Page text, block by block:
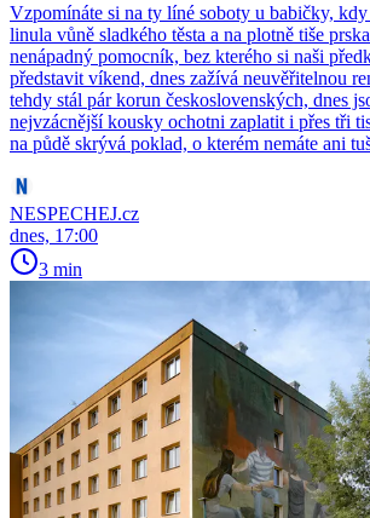
Vzpomínáte si na ty líné soboty u babičky,
linula vůně sladkého těsta a na plotně tiše
nenápadný pomocník, bez kterého si naši
představit víkend, dnes zažívá neuvěřitelnou
tehdy stál pár korun československých, dnes
nejvzácnější kousky ochotni zaplatit i přes tři
na půdě skrývá poklad, o kterém nemáte ani
NESPECHEJ.cz
dnes, 17:00
3 min